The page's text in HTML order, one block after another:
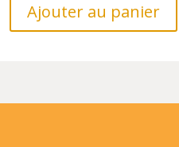
Ajouter au panier